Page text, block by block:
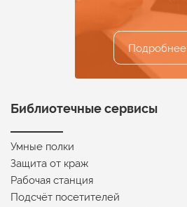
Подробнее
Подробнее
Подробнее
Подробнее
Подробнее
Библиотечные сервисы
Умные полки
Защита от краж
Рабочая станция
Подсчёт посетителей